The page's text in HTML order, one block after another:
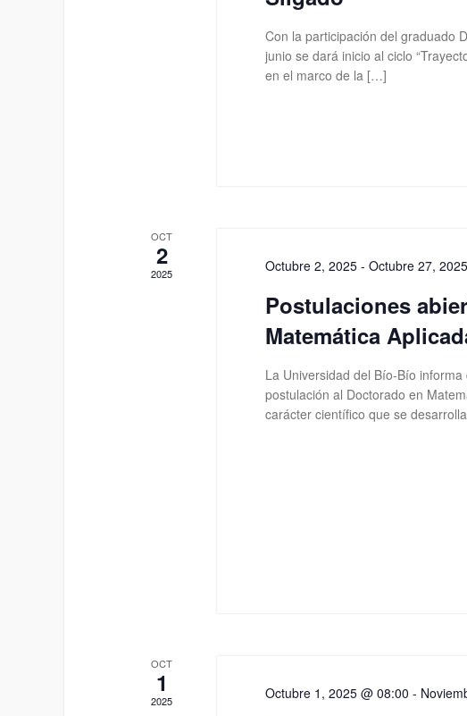
Con la participación del graduado
junio se dará inicio al ciclo
en el marco de la […]
OCT
2
2025 Octubre 2, 2025- Octubre 27, 2025
Postulaciones
Matemática
La Universidad del Bío-Bío
postulación al Doctorado en
carácter científico que se
OCT
1
2025 Octubre 1, 2025 @ 08:00 -